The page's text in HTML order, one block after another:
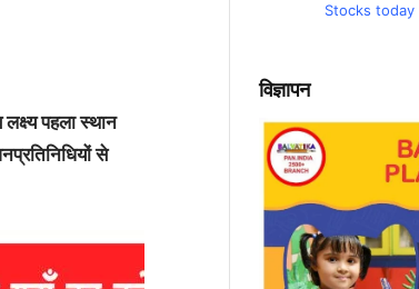
पहला स्थान
से
Stocks today
विज्ञापन